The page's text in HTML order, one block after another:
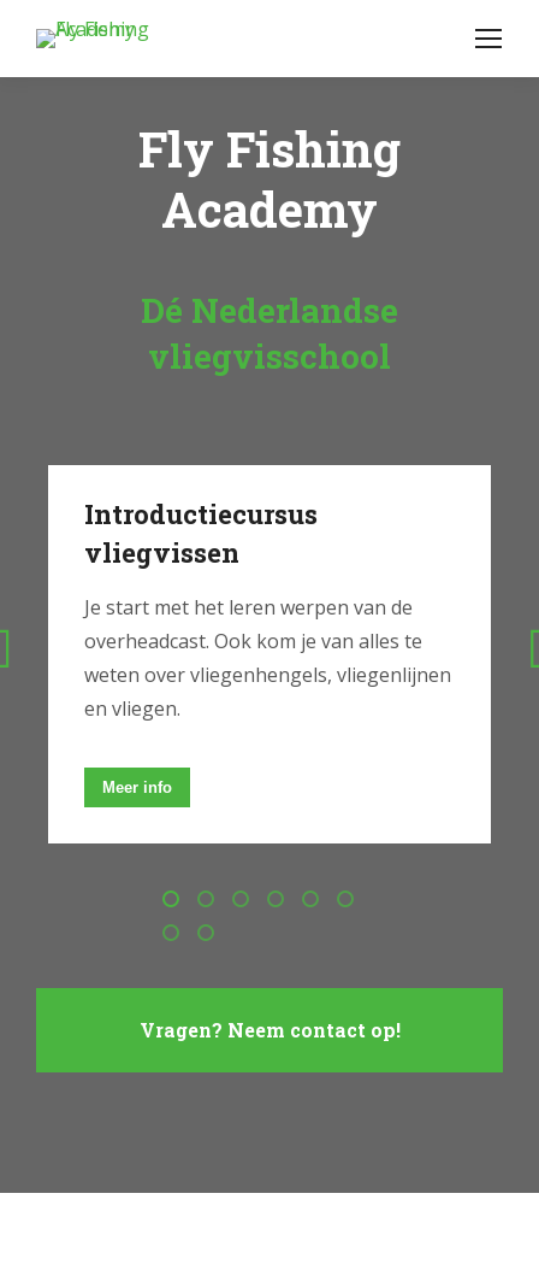
Fly Fishing
Academy
Dé Nederlandse
vliegvisschool
Introductiecursus
vliegvissen
Je start met het leren werpen van de
overheadcast. Ook kom je van alles te
weten over vliegenhengels, vliegenlijnen
en vliegen.
Meer info
Vragen? Neem contact op!